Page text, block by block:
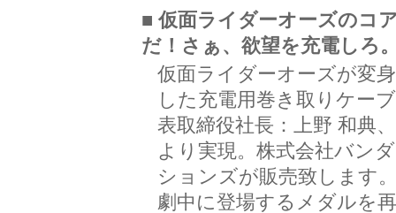
■ 仮面ライダーオーズのコ
だ！さぁ、欲望を充電しろ
仮面ライダーオーズが変
した充電用巻き取りケー
表取締役社長：上野 和典
より実現。株式会社バン
ションズが販売致します
劇中に登場するメダルを